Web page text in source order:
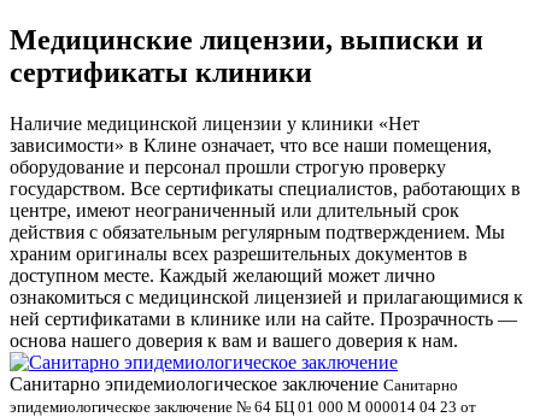
Медицинские лицензии, выписки и
сертификаты клиники
Наличие медицинской лицензии у клиники «Нет
зависимости» в Клине означает, что все наши помещения,
оборудование и персонал прошли строгую проверку
государством. Все сертификаты специалистов, работающих в
центре, имеют неограниченный или длительный срок
действия с обязательным регулярным подтверждением. Мы
храним оригиналы всех разрешительных документов в
доступном месте. Каждый желающий может лично
ознакомиться с медицинской лицензией и прилагающимися к
ней сертификатами в клинике или на сайте. Прозрачность —
основа нашего доверия к вам и вашего доверия к нам.
Санитарно эпидемиологическое заключение Санитарно
эпидемиологическое заключение № 64 БЦ 01 000 М 000014 04 23 от